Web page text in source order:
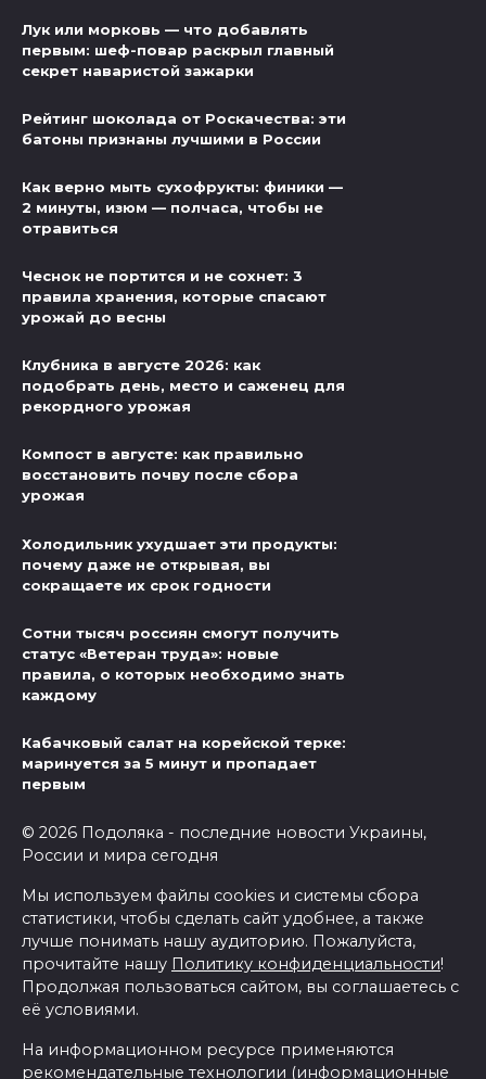
Лук или морковь — что добавлять
первым: шеф-повар раскрыл главный
секрет наваристой зажарки
Рейтинг шоколада от Роскачества: эти
батоны признаны лучшими в России
Как верно мыть сухофрукты: финики —
2 минуты, изюм — полчаса, чтобы не
отравиться
Чеснок не портится и не сохнет: 3
правила хранения, которые спасают
урожай до весны
Клубника в августе 2026: как
подобрать день, место и саженец для
рекордного урожая
Компост в августе: как правильно
восстановить почву после сбора
урожая
Холодильник ухудшает эти продукты:
почему даже не открывая, вы
сокращаете их срок годности
Сотни тысяч россиян смогут получить
статус «Ветеран труда»: новые
правила, о которых необходимо знать
каждому
Кабачковый салат на корейской терке:
маринуется за 5 минут и пропадает
первым
© 2026 Подоляка - последние новости Украины,
России и мира сегодня
Мы используем файлы cookies и системы сбора
статистики, чтобы сделать сайт удобнее, а также
лучше понимать нашу аудиторию. Пожалуйста,
прочитайте нашу Политику конфиденциальности!
Продолжая пользоваться сайтом, вы соглашаетесь с
её условиями.
На информационном ресурсе применяются
рекомендательные технологии (информационные